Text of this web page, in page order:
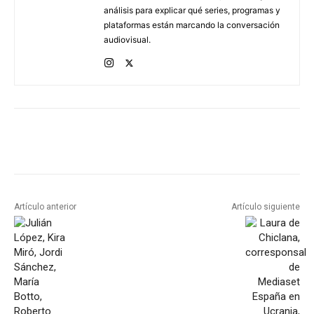
análisis para explicar qué series, programas y
plataformas están marcando la conversación
audiovisual.
Artículo anterior Artículo siguiente